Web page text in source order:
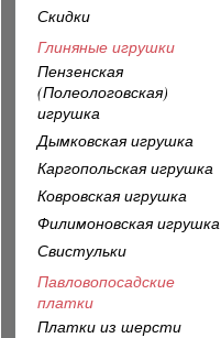
Скидки
Глиняные игрушки
Пензенская
(Полеологовская)
игрушка
Дымковская игрушка
Каргопольская игрушка
Ковровская игрушка
Филимоновская игрушка
Свистульки
Павловопосадские
платки
Платки из шерсти